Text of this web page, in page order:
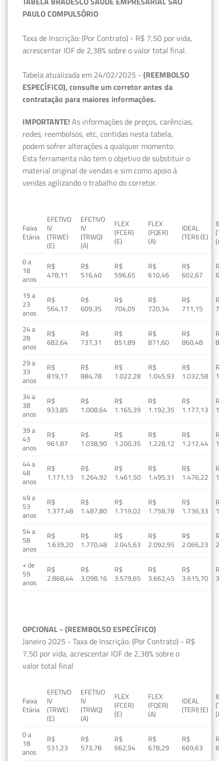
PAULO COMPULSÓRIO
Taxa de Inscrição: (Por Contrato) - R$ 7,50 por vida,
acrescentar IOF de 2,38% sobre o valor total final.
Tabela atualizada em 24/02/2025 - (REEMBOLSO
ESPECÍFICO), consulte um corretor antes da
contratação para maiores informações.
IMPORTANTE!As informações de preços, carências,
redes, reembolsos, etc, contidas nesta tabela,
podem sofrer alterações a qualquer momento.
Esta ferramenta não tem o objetivo de substituir o
material original de vendas e sim como apoio à
vendas agilizando o trabalho do corretor.
Faixa
Etária
EFETIVO
IV
(TRWE)
(E)
EFETIVO
IV
(TRWQ)
(A)
FLEX
(FCER)
(E)
FLEX
(FQER)
(A)
IDEAL
(TERI) (E)
0 a
18
anos
R$
478,11
R$
516,40
R$
596,65
R$
610,46
R$
602,67
19 a
23
anos
R$
564,17
R$
609,35
R$
704,05
R$
720,34
R$
711,15
24 a
28
anos
R$
682,64
R$
737,31
R$
851,89
R$
871,60
R$
860,48
29 a
33
anos
R$
819,17
R$
884,78
R$
1.022,28
R$
1.045,93
R$
1.032,58
34 a
38
anos
R$
933,85
R$
1.008,64
R$
1.165,39
R$
1.192,35
R$
1.177,13
39 a
43
anos
R$
961,87
R$
1.038,90
R$
1.200,35
R$
1.228,12
R$
1.212,44
44 a
48
anos
R$
1.171,13
R$
1.264,92
R$
1.461,50
R$
1.495,31
R$
1.476,22
49 a
53
anos
R$
1.377,48
R$
1.487,80
R$
1.719,02
R$
1.758,78
R$
1.736,33
54 a
58
anos
R$
1.639,20
R$
1.770,48
R$
2.045,63
R$
2.092,95
R$
2.066,23
+ de
59
anos
R$
2.868,44
R$
3.098,16
R$
3.579,65
R$
3.662,45
R$
3.615,70
OPCIONAL - (REEMBOLSO ESPECÍFICO)
Janeiro 2025 - Taxa de Inscrição: (Por Contrato) - R$
7,50 por vida, acrescentar IOF de 2,38% sobre o
valor total final
Faixa
Etária
EFETIVO
IV
(TRWE)
(E)
EFETIVO
IV
(TRWQ)
(A)
FLEX
(FCER)
(E)
FLEX
(FQER)
(A)
IDEAL
(TERI) (E)
0 a
18
anos
R$
531,23
R$
573,78
R$
662,94
R$
678,29
R$
669,63